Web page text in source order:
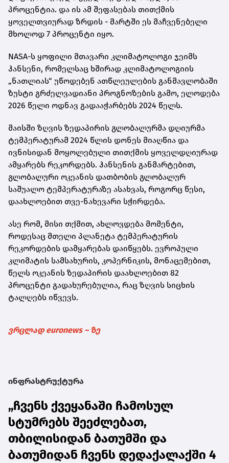
პროცენტია. და ის ამ შეფასებას თითქმის
ყოველთვიურად ზრდის - მარტში ეს მაჩვენებელი
მხოლოდ 7 პროცენტი იყო.
NASA-ს ყოფილი მთავარი კლიმატოლოგი ჯეიმს
ჰანსენი, რომელსაც ხშირად კლიმატოლოგიის
„ნათლიას“ უწოდებენ ათწლეულების განმავლობაში
ზუსტი გრძელვადიანი პროგნოზების გამო, ელოდება
2026 წელი ოდნავ გადააჭარბებს 2024 წელს.
მაისში ზღვის ზედაპირის გლობალურმა დღიურმა
ტემპერატურამ 2024 წლის დონეს მიაღწია და
ივნისიდან მოყოლებული თითქმის ყოველდღიურად
ამყარებს რეკორდებს. ჰანსენის განმარტებით,
გლობალური ოკეანის დათბობის გლობალურ
საშუალო ტემპერატურაზე ასახვას, როგორც წესი,
დაახლოებით თვე-ნახევარი სჭირდება.
ასე რომ, მისი თქმით, ახლოვდება მომენტი,
როდესაც მთელი პლანეტა ტემპერატურის
რეკორდების დამყარებას დაიწყებს. ევროპული
კლიმატის სამსახურის, კოპერნიკის, მონაცემებით,
წელს ოკეანის ზედაპირის დაახლოებით 82
პროცენტი გადახურებულია, რაც ზღვის სიცხის
ტალღებს იწვევს.
ვრცლად euronews – ზე
ინფრასტრუქტურა
„ჩვენს ქვეყანაში ჩამოსულ
სტუმრებს შეეძლებათ,
თბილისიდან ბათუმში და
ბათუმიდან ჩვენს დედაქალაქში 4